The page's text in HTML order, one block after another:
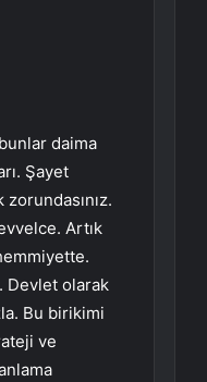
daima
Şayet
Artık
Devlet olarak
Bu birikimi
ve